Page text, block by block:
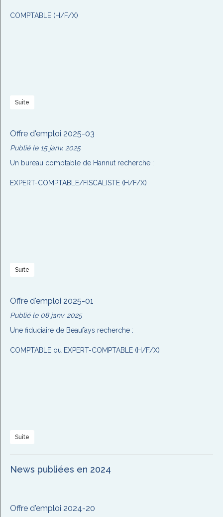
COMPTABLE (H/F/X)
Suite
Offre d'emploi 2025-03
Publié le 15 janv. 2025
Un bureau comptable de Hannut recherche :
EXPERT-COMPTABLE/FISCALISTE (H/F/X)
Suite
Offre d'emploi 2025-01
Publié le 08 janv. 2025
Une fiduciaire de Beaufays recherche :
COMPTABLE ou EXPERT-COMPTABLE (H/F/X)
Suite
News publiées en 2024
Offre d'emploi 2024-20